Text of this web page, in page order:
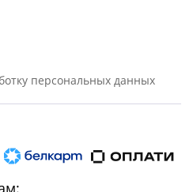
персональных данных